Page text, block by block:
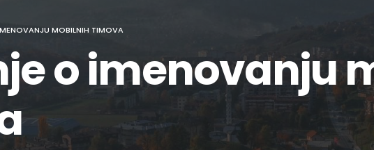
MOBILNIH TIMOVA
o imenovanju